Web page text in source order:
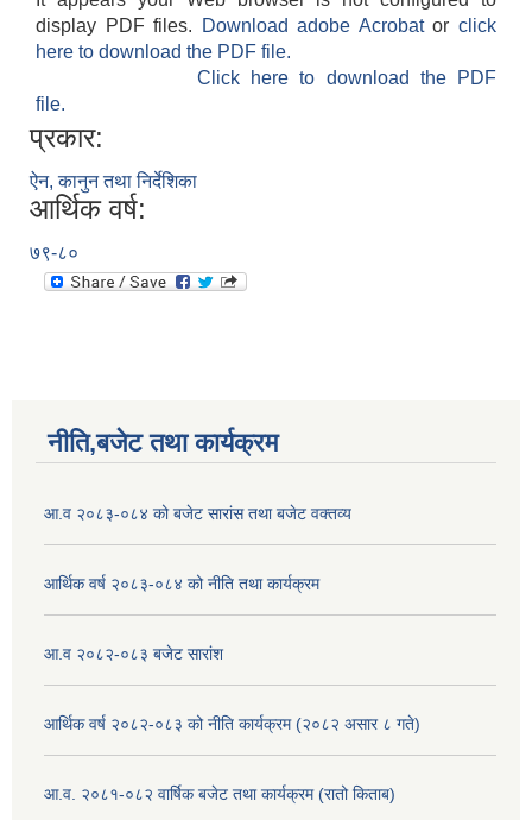
display PDF files.
Download adobe Acrobatorclick
here to download the PDF file.
Click here to download the PDF
file.
प्रकार:
ऐन, कानुन तथा निर्देशिका
आर्थिक वर्ष:
७९-८०
नीति,बजेट तथा कार्यक्रम
आ.व २०८३-०८४ को बजेट सारांस तथा बजेट वक्तव्य
आर्थिक वर्ष २०८३-०८४ को नीति तथा कार्यक्रम
आ.व २०८२-०८३ बजेट सारांश
आर्थिक वर्ष २०८२-०८३ को नीति कार्यक्रम (२०८२ असार ८ गते)
आ.व. २०८१-०८२ वार्षिक बजेट तथा कार्यक्रम (रातो किताब)